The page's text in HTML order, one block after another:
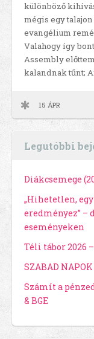
különböző
mégis egy
evangélium
Valahogy így
Assembly
kalandnak tűnt;
15 ÁPR
Legutóbbi
Diákcsemege
„Hihetetlen,
eredményez”
eseményeken
Téli tábor 2026
SZABAD NAPOK
Számít a
& BGE